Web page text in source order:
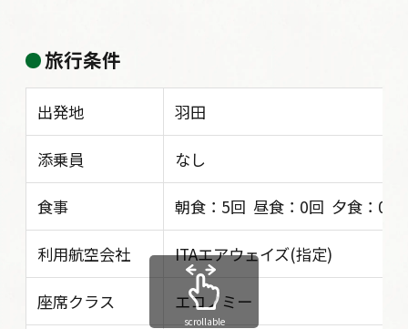
旅行条件
出発地 羽田
添乗員 なし
食事 朝食：5回 昼食：0回 夕食：0回
利用航空会社 ITAエアウェイズ(指定)
座席クラス エコノミー
scrollable